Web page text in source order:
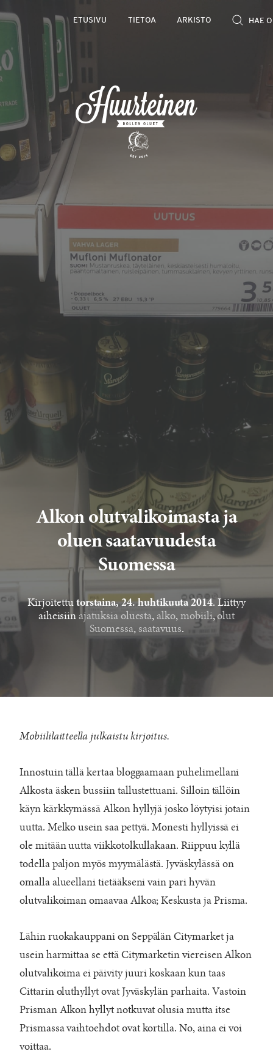
Rollen
kevyet
olutarviot
ETUSIVU TIETOA ARKISTO
Alkon olutvalikoimasta ja
oluen saatavuudesta
Suomessa
Kirjoitettu torstaina, 24. huhtikuuta 2014. Liittyy
aiheisiinajatuksia oluesta, alko, mobiili,olut
Suomessa, saatavuus.
Mobiililaitteella julkaistu kirjoitus.
Innostuin tällä kertaa bloggaamaan puhelimellani
Alkosta äsken bussiin tallustettuani. Silloin tällöin
käyn kärkkymässä Alkon hyllyjä josko löytyisi jotain
uutta. Melko usein saa pettyä. Monesti hyllyissä ei
ole mitään uutta viikkotolkullakaan. Riippuu kyllä
todella paljon myös myymälästä. Jyväskylässä on
omalla alueellani tietääkseni vain pari hyvän
olutvalikoiman omaavaa Alkoa; Keskusta ja Prisma.
Lähin ruokakauppani on Seppälän Citymarket ja
usein harmittaa se että Citymarketin viereisen Alkon
olutvalikoima ei päivity juuri koskaan kun taas
Cittarin oluthyllyt ovat Jyväskylän parhaita. Vastoin
Prisman Alkon hyllyt notkuvat olusia mutta itse
Prismassa vaihtoehdot ovat kortilla. No, aina ei voi
voittaa.